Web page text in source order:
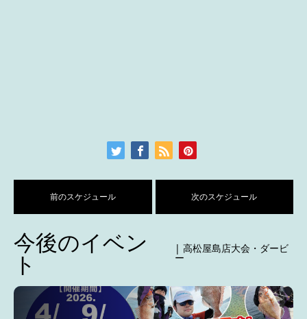
前のスケジュール 次のスケジュール
今後のイベン
ト
| 高松屋島店大会・ダービ
ー